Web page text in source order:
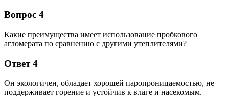
Вопрос 4
Какие преимущества имеет использование пробкового
агломерата по сравнению с другими утеплителями?
Ответ 4
Он экологичен, обладает хорошей паропроницаемостью, не
поддерживает горение и устойчив к влаге и насекомым.